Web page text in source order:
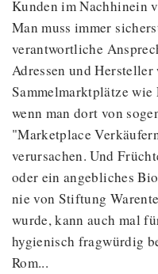
Kunden im Nachhinein
Man muss immer
verantwortliche
Adressen und
Sammelmarktplätze wie
wenn man dort von
"Marketplace
verursachen. Und
oder ein angebliches
nie von Stiftung
wurde, kann auch mal
hygienisch fragwürdig
Rom...